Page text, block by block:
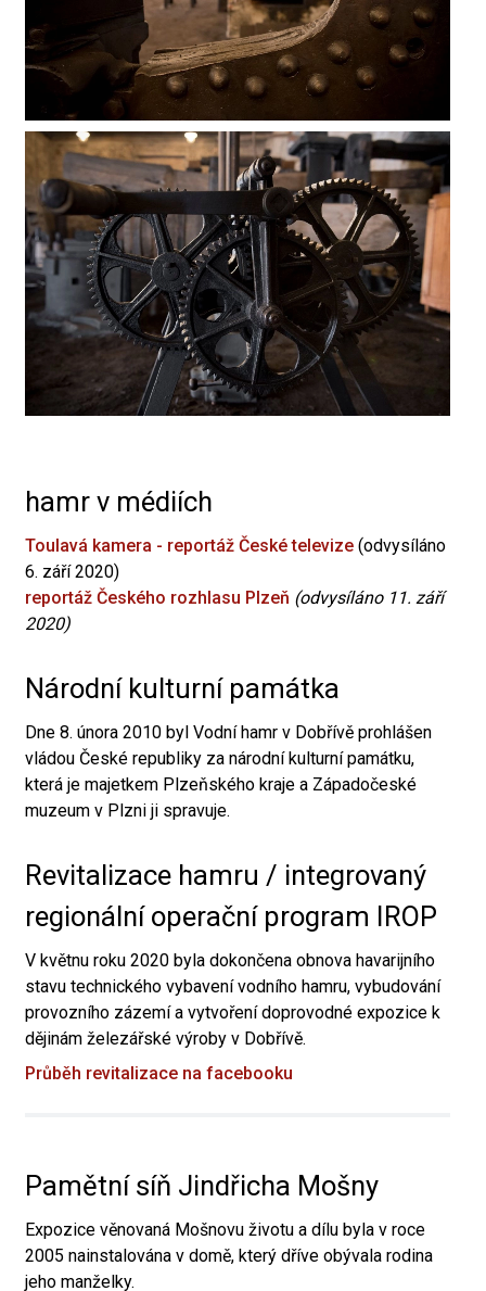
hamr v médiích
Toulavá kamera - reportáž České televize (odvysíláno
6. září 2020)
reportáž Českého rozhlasu Plzeň (odvysíláno 11. září
2020)
Národní kulturní památka
Dne 8. února 2010 byl Vodní hamr v Dobřívě prohlášen
vládou České republiky za národní kulturní památku,
která je majetkem Plzeňského kraje a Západočeské
muzeum v Plzni ji spravuje.
Revitalizace hamru / integrovaný
regionální operační program IROP
V květnu roku 2020 byla dokončena obnova havarijního
stavu technického vybavení vodního hamru, vybudování
provozního zázemí a vytvoření doprovodné expozice k
dějinám železářské výroby v Dobřívě.
Průběh revitalizace na facebooku
Pamětní síň Jindřicha Mošny
Expozice věnovaná Mošnovu životu a dílu byla v roce
2005 nainstalována v domě, který dříve obývala rodina
jeho manželky.